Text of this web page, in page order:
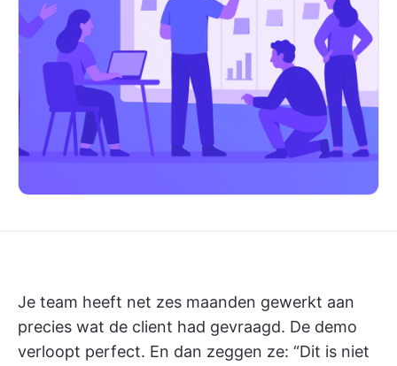
Je team heeft net zes maanden gewerkt aan
precies wat de client had gevraagd. De demo
verloopt perfect. En dan zeggen ze: “Dit is niet